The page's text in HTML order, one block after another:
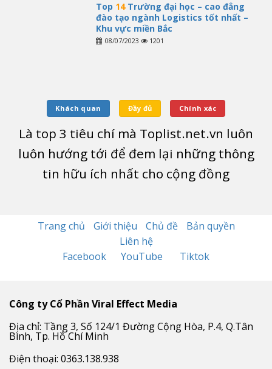
Top 14Trường đại học – cao đẳng
đào tạo ngành Logistics tốt nhất –
Khu vực miền Bắc
08/07/2023 1201
Khách quan Đầy đủ Chính xác
Là top 3 tiêu chí mà Toplist.net.vn luôn
luôn hướng tới để đem lại những thông
tin hữu ích nhất cho cộng đồng
Trang chủ Giới thiệu Chủ đề
Bản quyền
Liên hệ
Facebook
YouTube Tiktok
Công ty Cổ Phần Viral Effect Media
Địa chỉ: Tầng 3, Số 124/1 Đường Cộng Hòa, P.4, Q.Tân
Bình, Tp. Hồ Chí Minh
Điện thoại: 0363.138.938